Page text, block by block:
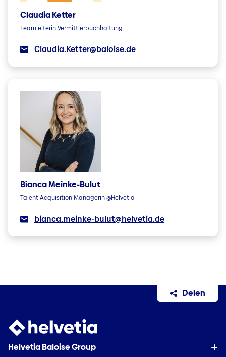
Claudia Ketter
Teamleiterin Vermittlerbuchhaltung
Claudia.Ketter@baloise.de
Bianca Meinke-Bulut
Talent Acquisition Managerin @Helvetia
bianca.meinke-bulut@helvetia.de
Delen
Helvetia Baloise Group